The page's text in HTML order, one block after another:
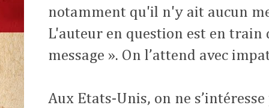
notamment qu'il n'y ait aucun
L'auteur en question est en
message ». On l’attend avec
Aux Etats-Unis, on ne